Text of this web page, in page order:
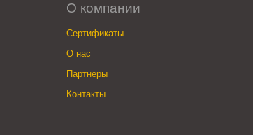
О компании
Сертификаты
О нас
Партнеры
Контакты